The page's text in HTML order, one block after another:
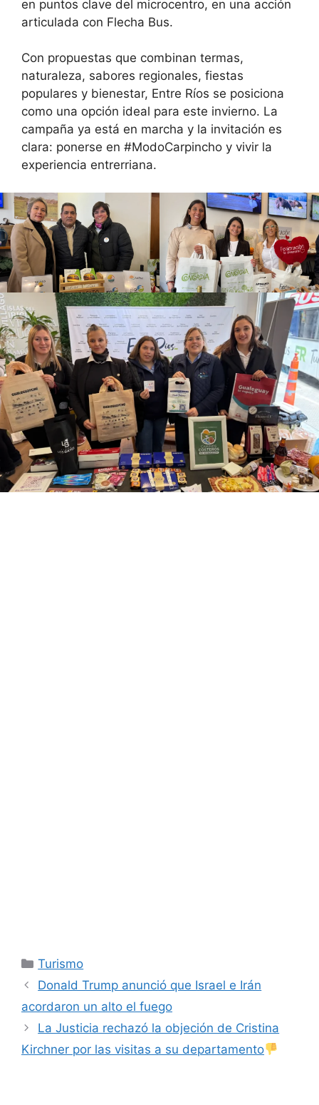
en puntos clave del microcentro, en una acción
articulada con Flecha Bus.
Con propuestas que combinan termas,
naturaleza, sabores regionales, fiestas
populares y bienestar, Entre Ríos se posiciona
como una opción ideal para este invierno. La
campaña ya está en marcha y la invitación es
clara: ponerse en #ModoCarpincho y vivir la
experiencia entrerriana.
Categorías
Turismo
Donald Trump anunció que Israel e Irán
acordaron un alto el fuego
La Justicia rechazó la objeción de Cristina
Kirchner por las visitas a su departamento